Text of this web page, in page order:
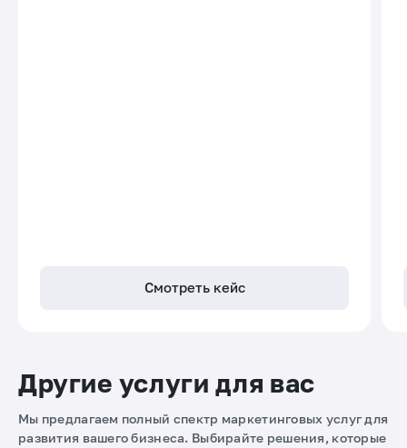
Смотреть кейс
Другие услуги для вас
Мы предлагаем полный спектр маркетинговых услуг для
развития вашего бизнеса. Выбирайте решения, которые